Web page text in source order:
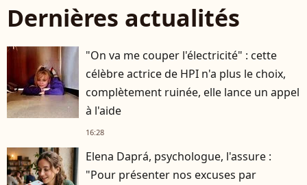
Dernières actualités
"On va me couper l'électricité" : cette
célèbre actrice de HPI n'a plus le choix,
complètement ruinée, elle lance un appel
à l'aide
16:28
Elena Daprá, psychologue, l'assure :
"Pour présenter nos excuses par